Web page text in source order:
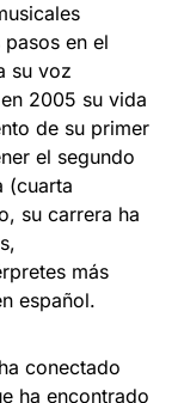
en el
su voz
2005 su vida
de su primer
el segundo
(cuarta
su carrera ha
más
español.
conectado
ha encontrado